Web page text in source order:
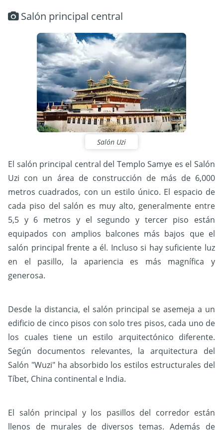
Salón principal central
Salón Uzi
El salón principal central del Templo Samye es el Salón
Uzi con un área de construcción de más de 6,000
metros cuadrados, con un estilo único. El espacio de
cada piso del salón es muy alto, generalmente entre
5,5 y 6 metros y el segundo y tercer piso están
equipados con amplios balcones más bajos que el
salón principal frente a él. Incluso si hay suficiente luz
en el pasillo, la apariencia es más magnífica y
generosa.
Desde la distancia, el salón principal se asemeja a un
edificio de cinco pisos con solo tres pisos, cada uno de
los cuales tiene un estilo arquitectónico diferente.
Según documentos relevantes, la arquitectura del
Salón "Wuzi" ha absorbido los estilos estructurales del
Tíbet, China continental e India.
El salón principal y los pasillos del corredor están
llenos de murales de diversos temas. Además de